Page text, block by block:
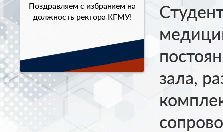
Поздравляем с избранием на
должность ректора КГМУ!
зала,